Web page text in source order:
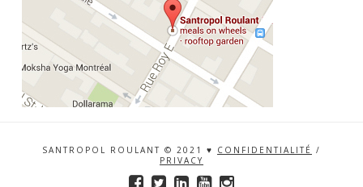
SANTROPOL ROULANT © 2021 ♥ CONFIDENTIALITÉ /
PRIVACY